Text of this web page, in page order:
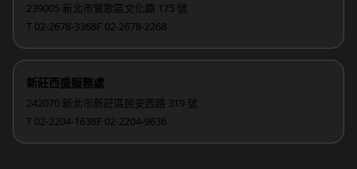
239005 新北市鶯歌區文化路 175 號
T 02-2678-3368F 02-2678-2268
新莊西盛服務處
242070 新北市新莊區民安西路 319 號
T 02-2204-1638F 02-2204-9636